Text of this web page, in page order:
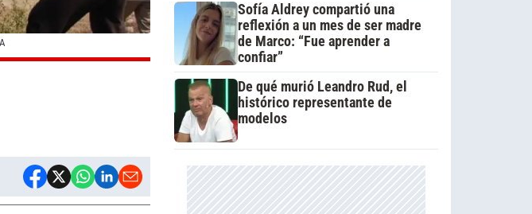
Sofía Aldrey compartió una
reflexión a un mes de ser madre
de Marco: “Fue aprender a
confiar”
De qué murió Leandro Rud, el
histórico representante de
modelos